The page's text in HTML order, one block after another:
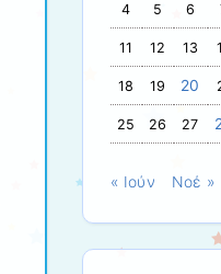
4 5 6
11 12 13
18 19 20
25 26 27
« Ιούν Νοέ »